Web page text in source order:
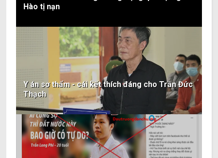
Hào tị nạn
Y án sơ thẩm - cái kết thích đáng cho Trần Đức
Thạch